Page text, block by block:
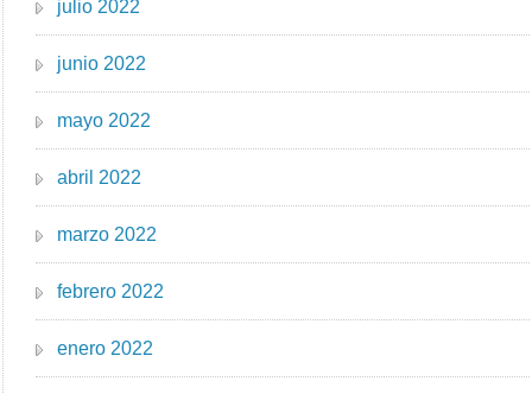
julio 2022
junio 2022
mayo 2022
abril 2022
marzo 2022
febrero 2022
enero 2022